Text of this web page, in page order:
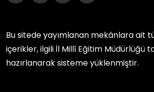
Bu sitede yayımlanan mekânlara ait
içerikler, ilgili İl Millî Eğitim Müdürlüğü
hazırlanarak sisteme yüklenmiştir.